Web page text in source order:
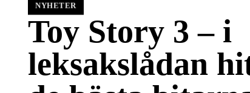
NYHETER
Toy Story 3 – i
leksakslådan